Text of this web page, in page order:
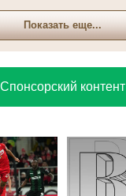
Показать еще...
Спонсорский контент